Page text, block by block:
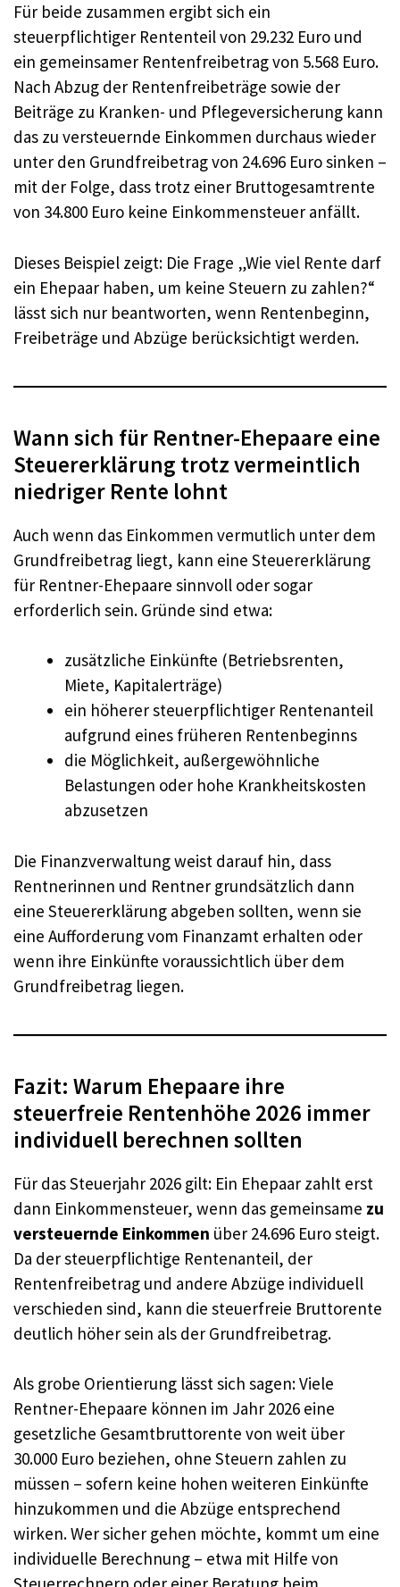
Für beide zusammen ergibt sich ein
steuerpflichtiger Rententeil von 29.232 Euro und
ein gemeinsamer Rentenfreibetrag von 5.568 Euro.
Nach Abzug der Rentenfreibeträge sowie der
Beiträge zu Kranken- und Pflegeversicherung kann
das zu versteuernde Einkommen durchaus wieder
unter den Grundfreibetrag von 24.696 Euro sinken –
mit der Folge, dass trotz einer Bruttogesamtrente
von 34.800 Euro keine Einkommensteuer anfällt.
Dieses Beispiel zeigt: Die Frage „Wie viel Rente darf
ein Ehepaar haben, um keine Steuern zu zahlen?“
lässt sich nur beantworten, wenn Rentenbeginn,
Freibeträge und Abzüge berücksichtigt werden.
Wann sich für Rentner-Ehepaare eine
Steuererklärung trotz vermeintlich
niedriger Rente lohnt
Auch wenn das Einkommen vermutlich unter dem
Grundfreibetrag liegt, kann eine Steuererklärung
für Rentner-Ehepaare sinnvoll oder sogar
erforderlich sein. Gründe sind etwa:
zusätzliche Einkünfte (Betriebsrenten,
Miete, Kapitalerträge)
ein höherer steuerpflichtiger Rentenanteil
aufgrund eines früheren Rentenbeginns
die Möglichkeit, außergewöhnliche
Belastungen oder hohe Krankheitskosten
abzusetzen
Die Finanzverwaltung weist darauf hin, dass
Rentnerinnen und Rentner grundsätzlich dann
eine Steuererklärung abgeben sollten, wenn sie
eine Aufforderung vom Finanzamt erhalten oder
wenn ihre Einkünfte voraussichtlich über dem
Grundfreibetrag liegen.
Fazit: Warum Ehepaare ihre
steuerfreie Rentenhöhe 2026 immer
individuell berechnen sollten
Für das Steuerjahr 2026 gilt: Ein Ehepaar zahlt erst
dann Einkommensteuer, wenn das gemeinsame zu
versteuernde Einkommen über 24.696 Euro steigt.
Da der steuerpflichtige Rentenanteil, der
Rentenfreibetrag und andere Abzüge individuell
verschieden sind, kann die steuerfreie Bruttorente
deutlich höher sein als der Grundfreibetrag.
Als grobe Orientierung lässt sich sagen: Viele
Rentner-Ehepaare können im Jahr 2026 eine
gesetzliche Gesamtbruttorente von weit über
30.000 Euro beziehen, ohne Steuern zahlen zu
müssen – sofern keine hohen weiteren Einkünfte
hinzukommen und die Abzüge entsprechend
wirken. Wer sicher gehen möchte, kommt um eine
individuelle Berechnung – etwa mit Hilfe von